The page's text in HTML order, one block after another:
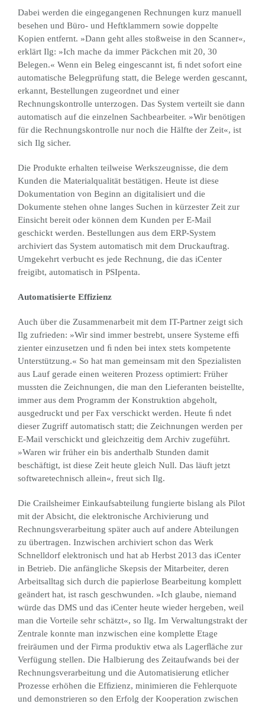
Dabei werden die eingegangenen Rechnungen kurz manuell
besehen und Büro- und Heftklammern sowie doppelte
Kopien entfernt. »Dann geht alles stoßweise in den Scanner«,
erklärt Ilg: »Ich mache da immer Päckchen mit 20, 30
Belegen.« Wenn ein Beleg eingescannt ist, ﬁ ndet sofort eine
automatische Belegprüfung statt, die Belege werden gescannt,
erkannt, Bestellungen zugeordnet und einer
Rechnungskontrolle unterzogen. Das System verteilt sie dann
automatisch auf die einzelnen Sachbearbeiter. »Wir benötigen
für die Rechnungskontrolle nur noch die Hälfte der Zeit«, ist
sich Ilg sicher.
Die Produkte erhalten teilweise Werkszeugnisse, die dem
Kunden die Materialqualität bestätigen. Heute ist diese
Dokumentation von Beginn an digitalisiert und die
Dokumente stehen ohne langes Suchen in kürzester Zeit zur
Einsicht bereit oder können dem Kunden per E-Mail
geschickt werden. Bestellungen aus dem ERP-System
archiviert das System automatisch mit dem Druckauftrag.
Umgekehrt verbucht es jede Rechnung, die das iCenter
freigibt, automatisch in PSIpenta.
Automatisierte Effizienz
Auch über die Zusammenarbeit mit dem IT-Partner zeigt sich
Ilg zufrieden: »Wir sind immer bestrebt, unsere Systeme efﬁ
zienter einzusetzen und ﬁ nden bei intex stets kompetente
Unterstützung.« So hat man gemeinsam mit den Spezialisten
aus Lauf gerade einen weiteren Prozess optimiert: Früher
mussten die Zeichnungen, die man den Lieferanten beistellte,
immer aus dem Programm der Konstruktion abgeholt,
ausgedruckt und per Fax verschickt werden. Heute ﬁ ndet
dieser Zugriff automatisch statt; die Zeichnungen werden per
E-Mail verschickt und gleichzeitig dem Archiv zugeführt.
»Waren wir früher ein bis anderthalb Stunden damit
beschäftigt, ist diese Zeit heute gleich Null. Das läuft jetzt
softwaretechnisch allein«, freut sich Ilg.
Die Crailsheimer Einkaufsabteilung fungierte bislang als Pilot
mit der Absicht, die elektronische Archivierung und
Rechnungsverarbeitung später auch auf andere Abteilungen
zu übertragen. Inzwischen archiviert schon das Werk
Schnelldorf elektronisch und hat ab Herbst 2013 das iCenter
in Betrieb. Die anfängliche Skepsis der Mitarbeiter, deren
Arbeitsalltag sich durch die papierlose Bearbeitung komplett
geändert hat, ist rasch geschwunden. »Ich glaube, niemand
würde das DMS und das iCenter heute wieder hergeben, weil
man die Vorteile sehr schätzt«, so Ilg. Im Verwaltungstrakt der
Zentrale konnte man inzwischen eine komplette Etage
freiräumen und der Firma produktiv etwa als Lagerﬂäche zur
Verfügung stellen. Die Halbierung des Zeitaufwands bei der
Rechnungsverarbeitung und die Automatisierung etlicher
Prozesse erhöhen die Efﬁzienz, minimieren die Fehlerquote
und demonstrieren so den Erfolg der Kooperation zwischen